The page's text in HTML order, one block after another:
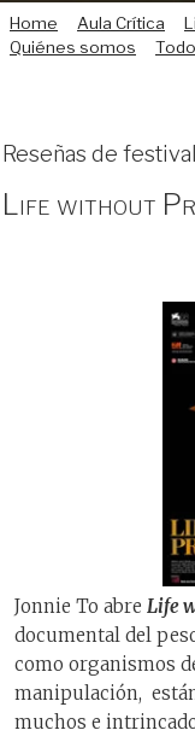
Home Aula Crítica
Quiénes somos
Reseñas de
Life without
Jonnie To abre Life
documental del
como organismos
manipulación,
muchos e